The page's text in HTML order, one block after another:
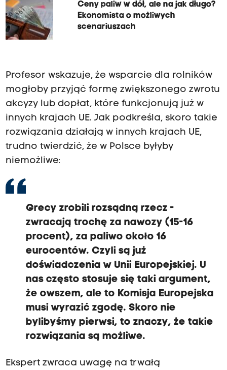
Ceny paliw w dół, ale na jak długo?
Ekonomista o możliwych
scenariuszach
Profesor wskazuje, że wsparcie dla rolników
mogłoby przyjąć formę zwiększonego zwrotu
akcyzy lub dopłat, które funkcjonują już w
innych krajach UE. Jak podkreśla, skoro takie
rozwiązania działają w innych krajach UE,
trudno twierdzić, że w Polsce byłyby
niemożliwe:
Grecy zrobili rozsądną rzecz -
zwracają trochę za nawozy (15-16
procent), za paliwo około 16
eurocentów. Czyli są już
doświadczenia w Unii Europejskiej. U
nas często stosuje się taki argument,
że owszem, ale to Komisja Europejska
musi wyrazić zgodę. Skoro nie
bylibyśmy pierwsi, to znaczy, że takie
rozwiązania są możliwe.
Ekspert zwraca uwagę na trwałą